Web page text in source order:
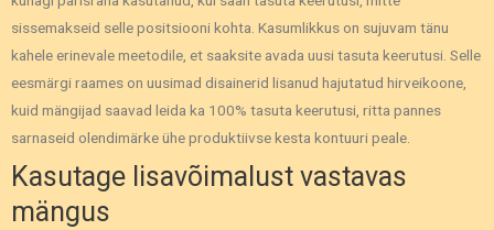
sissemakseid selle positsiooni kohta. Kasumlikkus on sujuvam tänu
kahele erinevale meetodile, et saaksite avada uusi tasuta keerutusi. Selle
eesmärgi raames on uusimad disainerid lisanud hajutatud hirveikoone,
kuid mängijad saavad leida ka 100% tasuta keerutusi, ritta pannes
sarnaseid olendimärke ühe produktiivse kesta kontuuri peale.
Kasutage lisavõimalust vastavas
mängus